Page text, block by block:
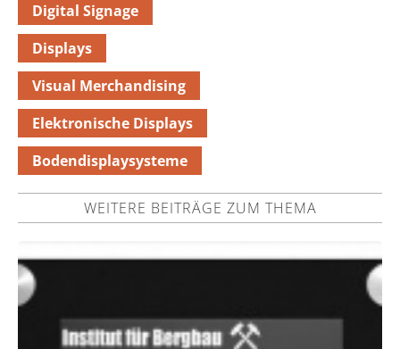
Digital Signage
Displays
Visual Merchandising
Elektronische Displays
Bodendisplaysysteme
WEITERE BEITRÄGE ZUM THEMA